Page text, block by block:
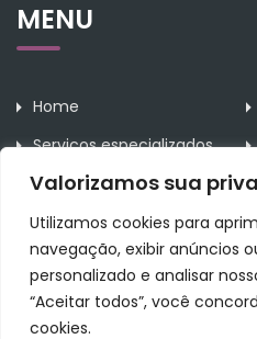
Valorizamos sua
Utilizamos cookies para
navegação, exibir anúncios
personalizado e analisar
“Aceitar todos”, você
cookies.
MENU
Home
Serviços especializados
Contato
All Rights Reserved Rodrigues